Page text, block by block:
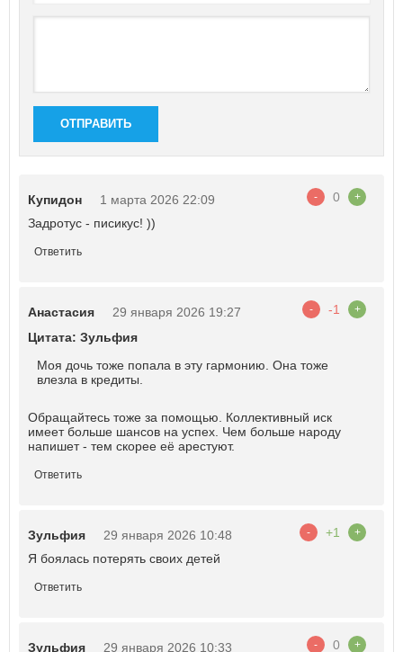
ОТПРАВИТЬ
Купидон 1 марта 2026 22:09 - 0 +
Задротус - писикус! ))
Ответить
Анастасия 29 января 2026 19:27 - -1 +
Цитата: Зульфия
Моя дочь тоже попала в эту гармонию. Она тоже
влезла в кредиты.
Обращайтесь тоже за помощью. Коллективный иск
имеет больше шансов на успех. Чем больше народу
напишет - тем скорее еë арестуют.
Ответить
Зульфия 29 января 2026 10:48 - +1 +
Я боялась потерять своих детей
Ответить
Зульфия 29 января 2026 10:33 - 0 +